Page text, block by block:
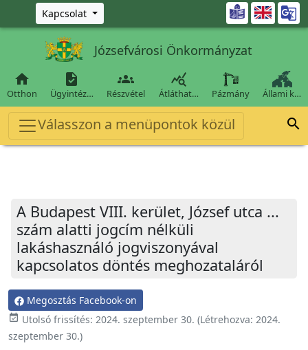
Ugrás a fő tartalomra
Kapcsolat 
Józsefvárosi Önkormányzat

Otthon

Ügyintéz…

Részvétel

Átláthat… Pázmány Állami k…
Válasszon a menüpontok közül 
A Budapest VIII. kerület, József utca ...
szám alatti jogcím nélküli
lakáshasználó jogviszonyával
kapcsolatos döntés meghozataláról
Megosztás Facebook-on
event_available Utolsó frissítés: 2024. szeptember 30. (Létrehozva: 2024.
szeptember 30.)